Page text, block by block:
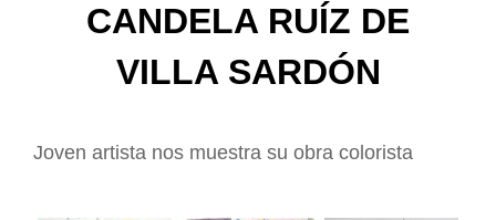
CANDELA RUÍZ DE
VILLA SARDÓN
Joven artista nos muestra su obra colorista